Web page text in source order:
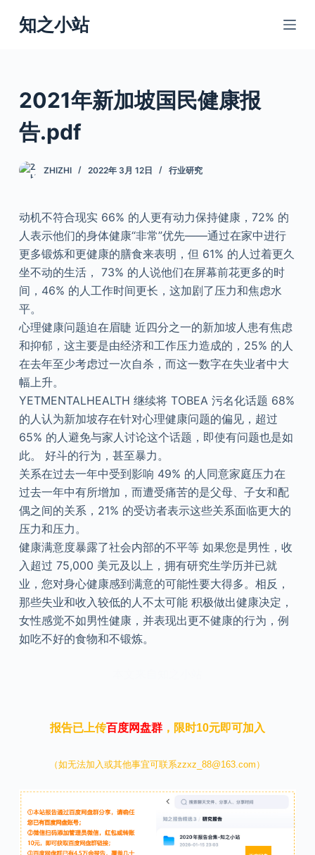
跳
过
知之小站
2021年新加坡国民健康报
告.pdf
ZHIZHI 2022年 3月 12日 行业研究
动机不符合现实 66% 的人更有动力保持健康，72% 的
人表示他们的身体健康“非常”优先——通过在家中进行
更多锻炼和更健康的膳食来表明，但 61% 的人过着更久
坐不动的生活， 73% 的人说他们在屏幕前花更多的时
间，46% 的人工作时间更长，这加剧了压力和焦虑水
平。
心理健康问题迫在眉睫 近四分之一的新加坡人患有焦虑
和抑郁，这主要是由经济和工作压力造成的，25% 的人
在去年至少考虑过一次自杀，而这一数字在失业者中大
幅上升。
YETMENTALHEALTH 继续将 TOBEA 污名化话题 68%
的人认为新加坡存在针对心理健康问题的偏见，超过
65% 的人避免与家人讨论这个话题，即使有问题也是如
此。 好斗的行为，甚至暴力。
关系在过去一年中受到影响 49% 的人同意家庭压力在
过去一年中有所增加，而遭受痛苦的是父母、子女和配
偶之间的关系，21% 的受访者表示这些关系面临更大的
压力和压力。
健康满意度暴露了社会内部的不平等 如果您是男性，收
入超过 75,000 美元及以上，拥有研究生学历并已就
业，您对身心健康感到满意的可能性要大得多。相反，
那些失业和收入较低的人不太可能 积极做出健康决定，
女性感觉不如男性健康，并表现出更不健康的行为，例
如吃不好的食物和不锻炼。
报告已上传百度网盘群，限时10元即可加入
（如无法加入或其他事宜可联系zzxz_88@163.com）